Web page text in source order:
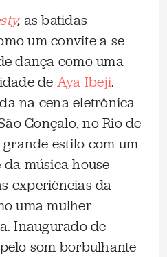
,as batidas
um convite a se
dança como uma
de Aya Ibeji.
na cena eletrônica
Gonçalo, no Rio de
estilo com um
música house
experiências da
uma mulher
Inaugurado de
som borbulhante